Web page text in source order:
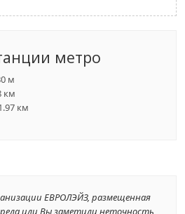
метро
м
км
км
ЕВРОЛЭЙЗ, размещенная
или Вы заметили неточность,